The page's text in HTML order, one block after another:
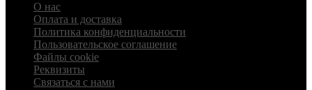
О нас
Оплата и доставка
Политика конфиденциальности
Пользовательское соглашение
Файлы cookie
Реквизиты
Связаться с нами